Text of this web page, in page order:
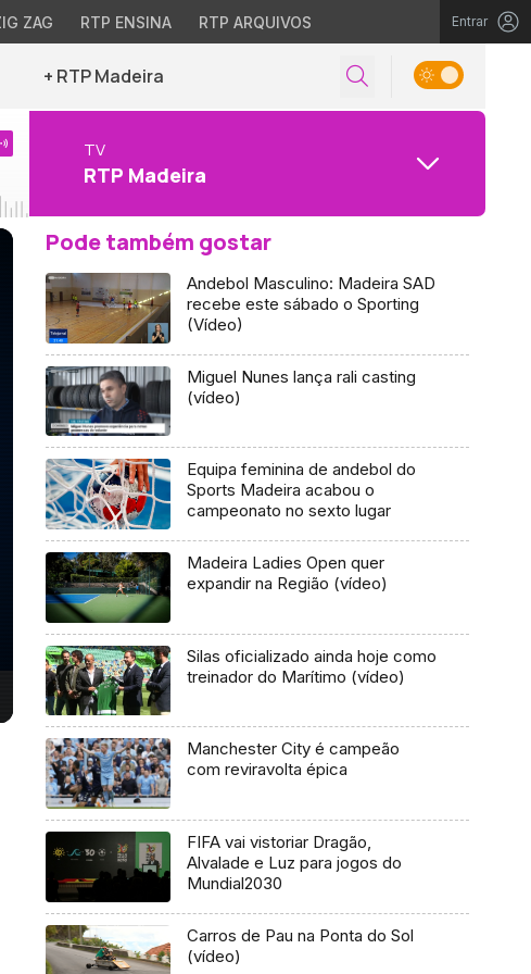
ZAG RTP ENSINA RTP ARQUIVOS Entrar
+ RTP Madeira
TV
RTP Madeira
Pode também gostar
Andebol Masculino: Madeira SAD
recebe este sábado o Sporting
(Vídeo)
Miguel Nunes lança rali casting
(vídeo)
Equipa feminina de andebol do
Sports Madeira acabou o
campeonato no sexto lugar
Madeira Ladies Open quer
expandir na Região (vídeo)
Silas oficializado ainda hoje como
treinador do Marítimo (vídeo)
Manchester City é campeão
com reviravolta épica
FIFA vai vistoriar Dragão,
Alvalade e Luz para jogos do
Mundial2030
Carros de Pau na Ponta do Sol
(vídeo)